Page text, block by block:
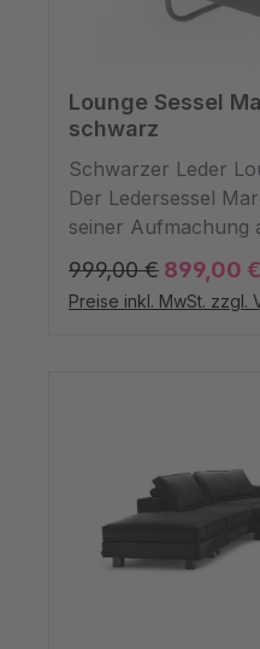
Lounge Sessel
schwarz
Schwarzer Leder
Der Ledersessel
seiner Aufmachung
dabei handelt es
geklauten Sitz mit
und lackierten
Autoherstellers
40iger Jahre
Hingucker als
999,00 € 899,00
Preise inkl. MwSt. zzgl.